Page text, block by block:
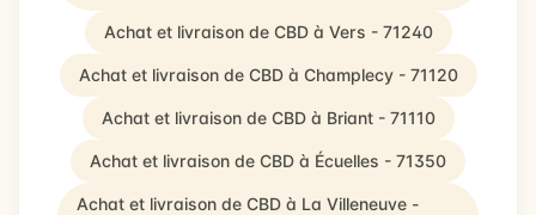
Achat et livraison de CBD à Vers - 71240
Achat et livraison de CBD à Champlecy - 71120
Achat et livraison de CBD à Briant - 71110
Achat et livraison de CBD à Écuelles - 71350
Achat et livraison de CBD à La Villeneuve -